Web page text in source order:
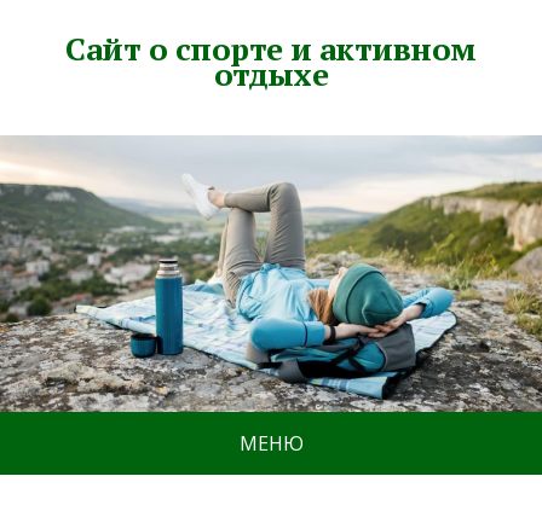
Сайт о спорте и активном
отдыхе
МЕНЮ